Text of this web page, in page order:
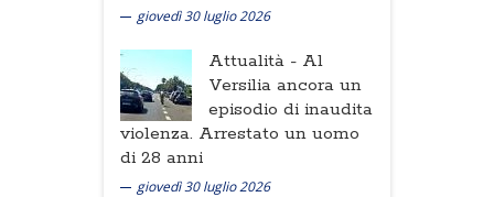
giovedì 30 luglio 2026
Attualità - Al
Versilia ancora un
episodio di inaudita
violenza. Arrestato un uomo
di 28 anni
giovedì 30 luglio 2026